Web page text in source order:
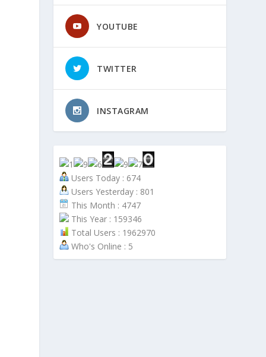
YOUTUBE
TWITTER
INSTAGRAM
Users Today : 674
Users Yesterday : 801
This Month : 4747
This Year : 159346
Total Users : 1962970
Who's Online : 5